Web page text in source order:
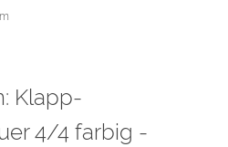
Klapp-
4/4 farbig -